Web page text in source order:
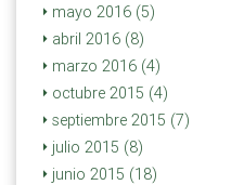
mayo 2016 (5)
abril 2016 (8)
marzo 2016 (4)
octubre 2015 (4)
septiembre 2015 (7)
julio 2015 (8)
junio 2015 (18)